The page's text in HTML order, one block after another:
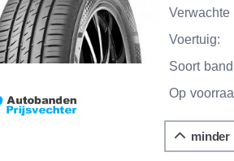
Verwachte
Voertuig:
Soort
Op
minder